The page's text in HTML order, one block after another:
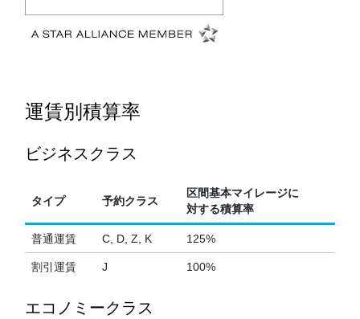
運賃別積算率
ビジネスクラス
タイプ 予約クラス
区間基本マイレージに
対する積算率
普通運賃 C, D, Z, K 125%
割引運賃 J 100%
エコノミークラス